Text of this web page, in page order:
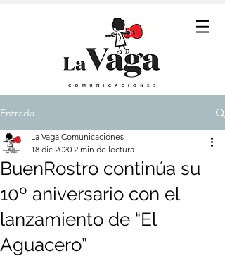
Entrada
BuenRostro continúa su
10º aniversario con el
lanzamiento de “El
Aguacero”
La Vaga Comunicaciones
18 dic 2020 2 min de lectura